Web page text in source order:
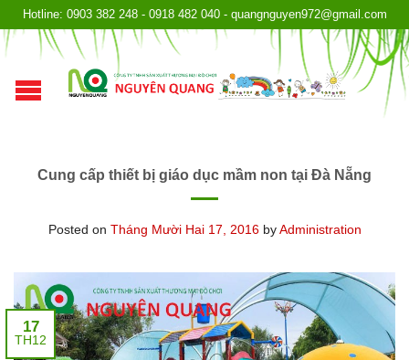
Hotline: 0903 382 248 - 0918 482 040 - quangnguyen972@gmail.com
Cung cấp thiết bị giáo dục mầm non tại Đà Nẵng
Posted on Tháng Mười Hai 17, 2016byAdministration
17
TH12